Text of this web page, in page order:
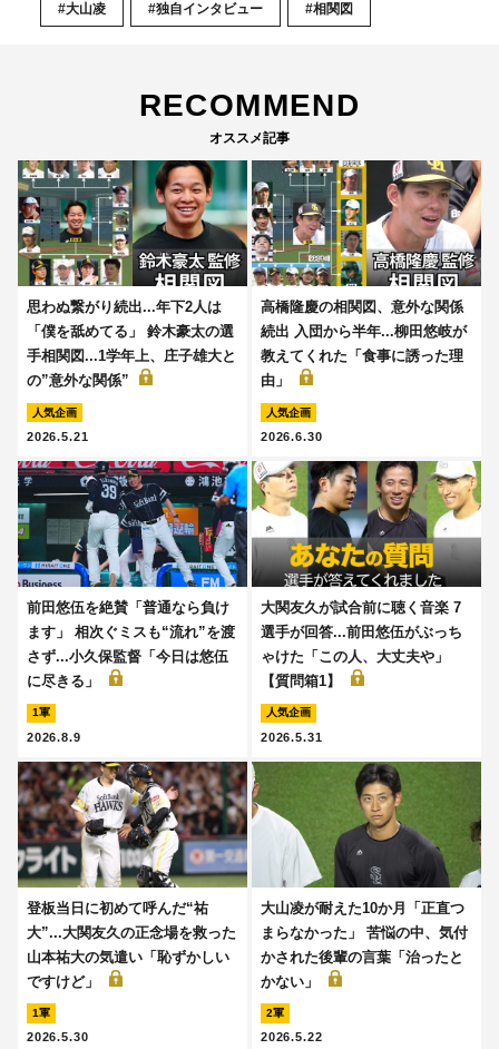
#大山凌 #独自インタビュー #相関図
RECOMMEND
オススメ記事
思わぬ繋がり続出...年下2人は
「僕を舐めてる」 鈴木豪太の選
手相関図...1学年上、庄子雄大と
の”意外な関係”
人気企画
2026.5.21
高橋隆慶の相関図、意外な関係
続出 入団から半年...柳田悠岐が
教えてくれた「食事に誘った理
由」
人気企画
2026.6.30
前田悠伍を絶賛「普通なら負け
ます」 相次ぐミスも“流れ”を渡
さず...小久保監督「今日は悠伍
に尽きる」
1軍
2026.8.9
大関友久が試合前に聴く音楽 7
選手が回答...前田悠伍がぶっち
ゃけた「この人、大丈夫や」
【質問箱1】
人気企画
2026.5.31
登板当日に初めて呼んだ“祐
大”...大関友久の正念場を救った
山本祐大の気遣い「恥ずかしい
ですけど」
1軍
2026.5.30
大山凌が耐えた10か月「正直つ
まらなかった」 苦悩の中、気付
かされた後輩の言葉「治ったと
かない」
2軍
2026.5.22